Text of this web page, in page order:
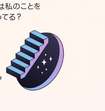
私のことを
る？